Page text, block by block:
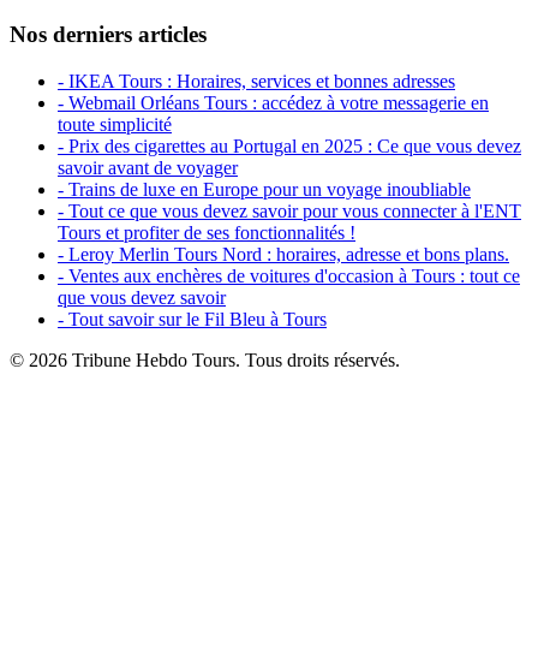
Nos derniers articles
- IKEA Tours : Horaires, services et bonnes adresses
- Webmail Orléans Tours : accédez à votre messagerie en
toute simplicité
- Prix des cigarettes au Portugal en 2025 : Ce que vous devez
savoir avant de voyager
- Trains de luxe en Europe pour un voyage inoubliable
- Tout ce que vous devez savoir pour vous connecter à l'ENT
Tours et profiter de ses fonctionnalités !
- Leroy Merlin Tours Nord : horaires, adresse et bons plans.
- Ventes aux enchères de voitures d'occasion à Tours : tout ce
que vous devez savoir
- Tout savoir sur le Fil Bleu à Tours
© 2026 Tribune Hebdo Tours. Tous droits réservés.